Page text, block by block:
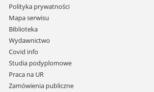
Pomiń
nawigację
i
przejdź
do
treści
Polityka prywatności
Mapa serwisu
Biblioteka
Wydawnictwo
Covid info
Studia podyplomowe
Praca na UR
Zamówienia publiczne